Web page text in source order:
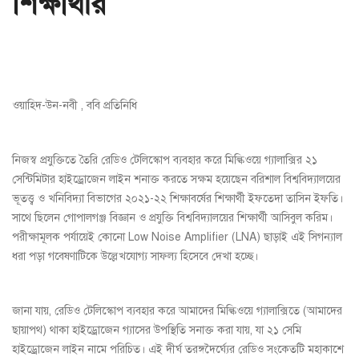
ওয়াহিদ-উন-নবী , ববি প্রতিনিধি
নিজস্ব প্রযুক্তিতে তৈরি রেডিও টেলিস্কোপ ব্যবহার করে মিল্কিওয়ে গ্যালাক্সির ২১
সেন্টিমিটার হাইড্রোজেন লাইন শনাক্ত করতে সক্ষম হয়েছেন বরিশাল বিশ্ববিদ্যালয়ের
ভূতত্ত্ব ও খনিবিদ্যা বিভাগের ২০২১-২২ শিক্ষাবর্ষের শিক্ষার্থী ইফতেদা তাসিন ইফতি।
সাথে ছিলেন গোপালগঞ্জ বিজ্ঞান ও প্রযুক্তি বিশ্ববিদ্যালয়ের শিক্ষার্থী আসিবুল করিম।
পরীক্ষামূলক পর্যায়েই কোনো Low Noise Amplifier (LNA) ছাড়াই এই সিগন্যাল
ধরা পড়া গবেষণাটিকে উল্লেখযোগ্য সাফল্য হিসেবে দেখা হচ্ছে।
জানা যায়, রেডিও টেলিস্কোপ ব্যবহার করে আমাদের মিল্কিওয়ে গ্যালাক্সিতে (আমাদের
ছায়াপথ) থাকা হাইড্রোজেন গ্যাসের উপস্থিতি সনাক্ত করা যায়, যা ২১ সেমি
হাইড্রোজেন লাইন নামে পরিচিত। এই দীর্ঘ তরঙ্গদৈর্ঘ্যের রেডিও সংকেতটি মহাকাশে